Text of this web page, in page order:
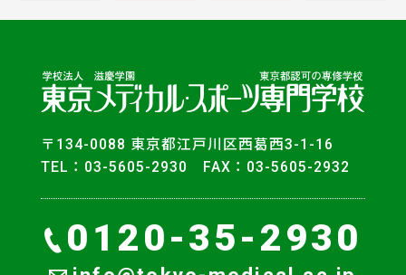
〒134-0088 東京都江戸川区西葛西3-1-16
TEL：03-5605-2930 FAX：03-5605-2932
0120-35-2930